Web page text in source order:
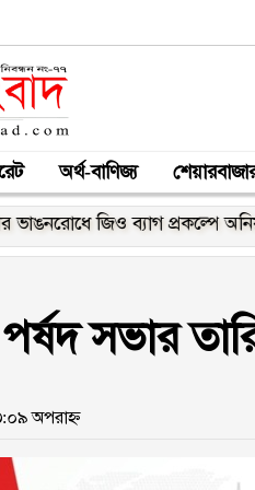
অর্থ-বাণিজ্য
জিও ব্যাগ প্রকল্পে
সভার
অপরাহ্ন